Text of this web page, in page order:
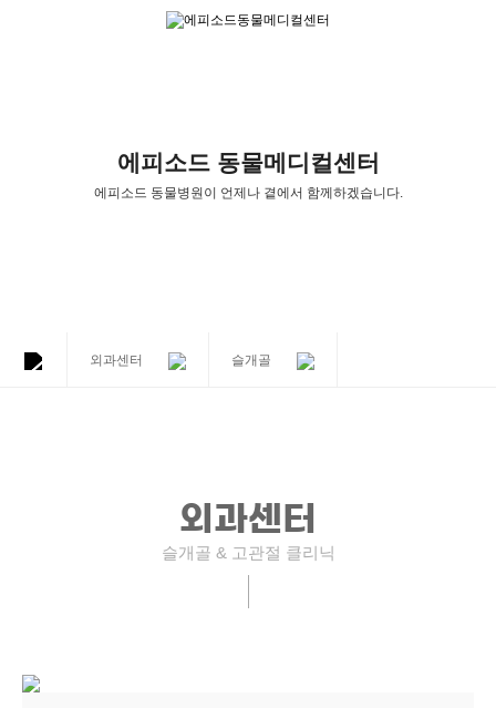
에피소드 동물메디컬센터
에피소드 동물병원이 언제나 곁에서 함께하겠습니다.
외과센터 슬개골
외과센터
슬개골 & 고관절 클리닉